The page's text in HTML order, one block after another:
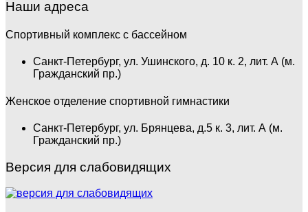
Наши адреса
Спортивный комплекс с бассейном
Санкт-Петербург, ул. Ушинского, д. 10 к. 2, лит. А (м.
Гражданский пр.)
Женское отделение спортивной гимнастики
Санкт-Петербург, ул. Брянцева, д.5 к. 3, лит. А (м.
Гражданский пр.)
Версия для слабовидящих